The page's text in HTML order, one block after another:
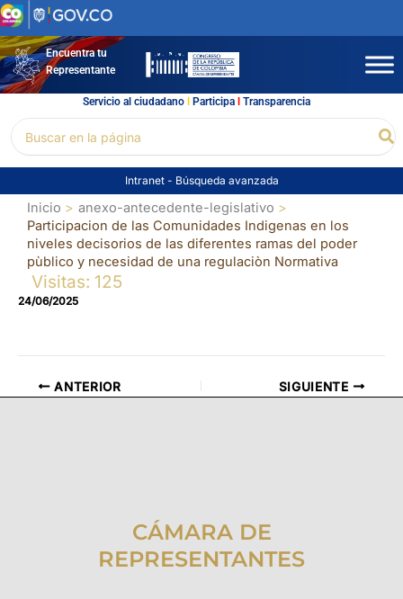
Ir
al
contenidoEncuentra tu
Representante
Servicio al ciudadano l Participal Transparencia
por:
Intranet - Búsqueda avanzada
Inicio
anexo-antecedente-legislativo
Participacion de las Comunidades Indigenas en los
niveles decisorios de las diferentes ramas del poder
pùblico y necesidad de una regulaciòn Normativa
Visitas: 125
24/06/2025
ANTERIOR SIGUIENTE
CÁMARA DE
REPRESENTANTES